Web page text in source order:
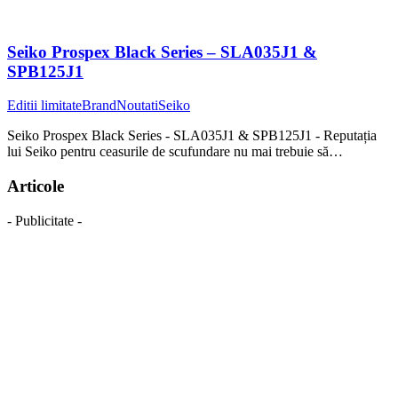
Seiko Prospex Black Series – SLA035J1 &
SPB125J1
Editii limitateBrandNoutatiSeiko
Seiko Prospex Black Series - SLA035J1 & SPB125J1 - Reputația
lui Seiko pentru ceasurile de scufundare nu mai trebuie să…
Articole
- Publicitate -